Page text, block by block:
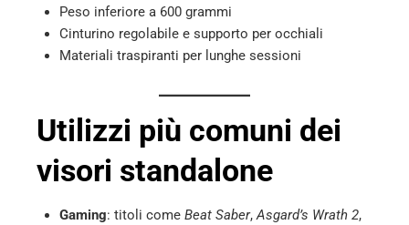
Peso inferiore a 600 grammi
Cinturino regolabile e supporto per occhiali
Materiali traspiranti per lunghe sessioni
Utilizzi più comuni dei
visori standalone
Gaming: titoli come Beat Saber,Asgard’s Wrath 2,